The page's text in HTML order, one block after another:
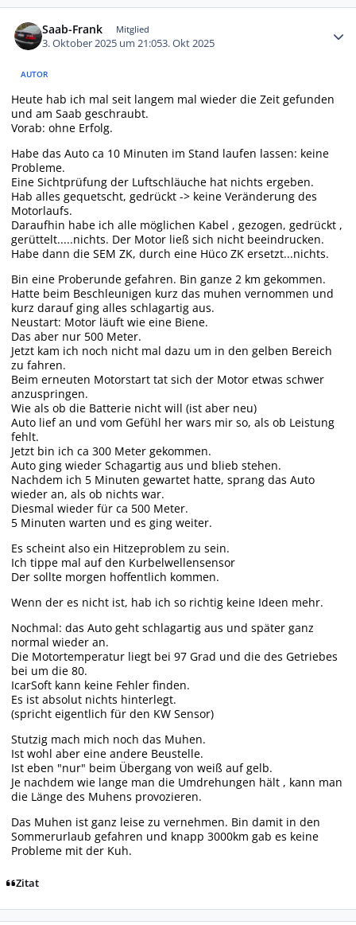
Saab-Frank Mitglied
3. Oktober 2025 um 21:053. Okt 2025
AUTOR
Heute hab ich mal seit langem mal wieder die Zeit gefunden
und am Saab geschraubt.
Vorab: ohne Erfolg.
Habe das Auto ca 10 Minuten im Stand laufen lassen: keine
Probleme.
Eine Sichtprüfung der Luftschläuche hat nichts ergeben.
Hab alles gequetscht, gedrückt -> keine Veränderung des
Motorlaufs.
Daraufhin habe ich alle möglichen Kabel , gezogen, gedrückt ,
gerüttelt.....nichts. Der Motor ließ sich nicht beeindrucken.
Habe dann die SEM ZK, durch eine Hüco ZK ersetzt...nichts.
Bin eine Proberunde gefahren. Bin ganze 2 km gekommen.
Hatte beim Beschleunigen kurz das muhen vernommen und
kurz darauf ging alles schlagartig aus.
Neustart: Motor läuft wie eine Biene.
Das aber nur 500 Meter.
Jetzt kam ich noch nicht mal dazu um in den gelben Bereich
zu fahren.
Beim erneuten Motorstart tat sich der Motor etwas schwer
anzuspringen.
Wie als ob die Batterie nicht will (ist aber neu)
Auto lief an und vom Gefühl her wars mir so, als ob Leistung
fehlt.
Jetzt bin ich ca 300 Meter gekommen.
Auto ging wieder Schagartig aus und blieb stehen.
Nachdem ich 5 Minuten gewartet hatte, sprang das Auto
wieder an, als ob nichts war.
Diesmal wieder für ca 500 Meter.
5 Minuten warten und es ging weiter.
Es scheint also ein Hitzeproblem zu sein.
Ich tippe mal auf den Kurbelwellensensor
Der sollte morgen hoffentlich kommen.
Wenn der es nicht ist, hab ich so richtig keine Ideen mehr.
Nochmal: das Auto geht schlagartig aus und später ganz
normal wieder an.
Die Motortemperatur liegt bei 97 Grad und die des Getriebes
bei um die 80.
IcarSoft kann keine Fehler finden.
Es ist absolut nichts hinterlegt.
(spricht eigentlich für den KW Sensor)
Stutzig mach mich noch das Muhen.
Ist wohl aber eine andere Beustelle.
Ist eben "nur" beim Übergang von weiß auf gelb.
Je nachdem wie lange man die Umdrehungen hält , kann man
die Länge des Muhens provozieren.
Das Muhen ist ganz leise zu vernehmen. Bin damit in den
Sommerurlaub gefahren und knapp 3000km gab es keine
Probleme mit der Kuh.
Zitat